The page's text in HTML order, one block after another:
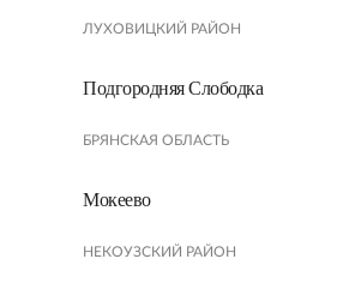
ЛУХОВИЦКИЙ РАЙОН
Подгородняя Слободка
БРЯНСКАЯ ОБЛАСТЬ
Мокеево
НЕКОУЗСКИЙ РАЙОН